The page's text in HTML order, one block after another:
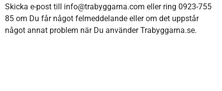
Skicka e-post till info@trabyggarna.com eller ring 0923-755
85 om Du får något felmeddelande eller om det uppstår
något annat problem när Du använder Trabyggarna.se.